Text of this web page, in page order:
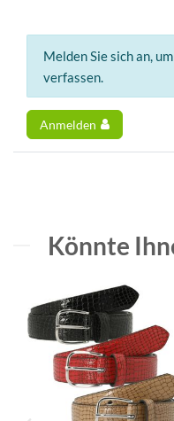
Melden Sie sich an,
verfassen.
Anmelden
Könnte